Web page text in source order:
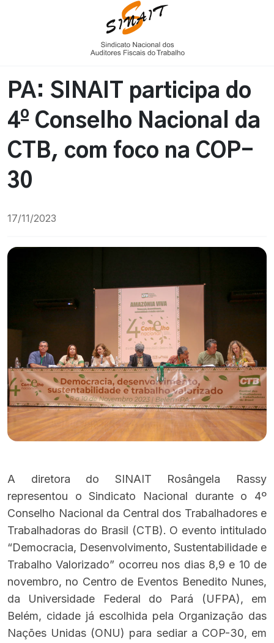
PA: SINAIT participa do
4º Conselho Nacional da
CTB, com foco na COP-
30
17/11/2023
A diretora do SINAIT Rosângela Rassy
representou o Sindicato Nacional durante o 4º
Conselho Nacional da Central dos Trabalhadores e
Trabalhadoras do Brasil (CTB). O evento intitulado
“Democracia, Desenvolvimento, Sustentabilidade e
Trabalho Valorizado” ocorreu nos dias 8,9 e 10 de
novembro, no Centro de Eventos Benedito Nunes,
da Universidade Federal do Pará (UFPA), em
Belém, cidade já escolhida pela Organização das
Nações Unidas (ONU) para sediar a COP-30, em